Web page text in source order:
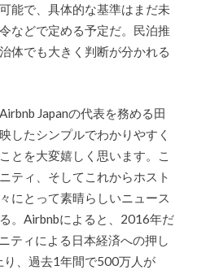
能で、具体的な基準はまだ未
などで定める予定だ。民泊推
体でも大きく判断が分かれる
Japanの代表を務める田
したシンプルでわかりやすく
とを大変嬉しく思います。こ
ティ、そしてこれからホスト
にとって素晴らしいニュース
。Airbnbによると、2016年だ
ティによる日本経済への押し
り、過去1年間で500万人が